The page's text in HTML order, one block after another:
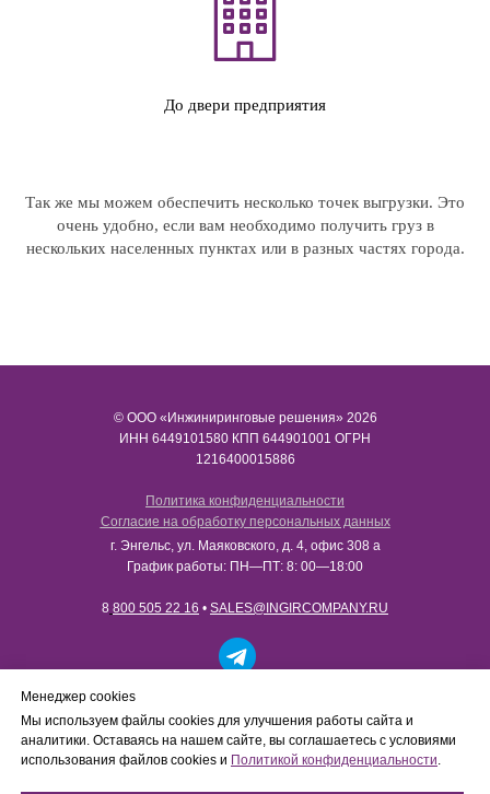
Менеджер cookies
Мы используем файлы cookies для улучшения работы сайта и
аналитики. Оставаясь на нашем сайте, вы соглашаетесь с условиями
использования файлов cookies и Политикой конфиденциальности.
До двери предприятия
Так же мы можем обеспечить несколько точек выгрузки. Это
очень удобно, если вам необходимо получить груз в
нескольких населенных пунктах или в разных частях города.
© ООО «Инжиниринговые решения» 2026
ИНН​​​​​​​ 6449101580 КПП 644901001 ОГРН
1216400015886
Политика конфиденциальности
Согласие на обработку персональных данных
Работаем только с юридическими лицами в рамках
B2B-сотрудничества. Сайт носит информационный
характер, не является интернет-магазином и не
осуществляет розничную продажу товаров
физическим лицам.
г. Энгельс, ул. Маяковского, д. 4, офис 308 а
График работы: ПН—ПТ: 8: 00—18:00
8 800 505 22 16 • SALES@INGIRCOMPANY.RU